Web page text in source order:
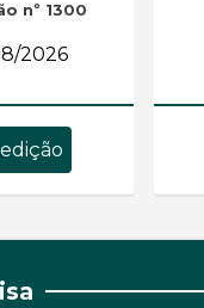
nº 1300
2026